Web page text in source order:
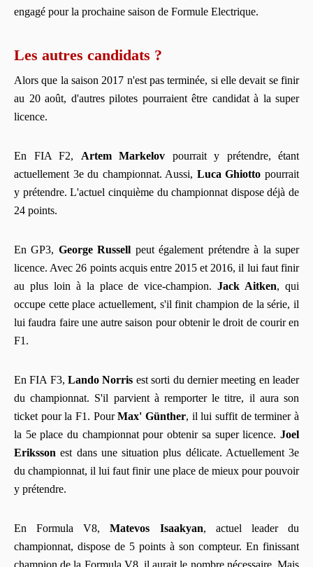
engagé pour la prochaine saison de Formule Electrique.
Les autres candidats ?
Alors que la saison 2017 n'est pas terminée, si elle devait se finir
au 20 août, d'autres pilotes pourraient être candidat à la super
licence.
En FIA F2, Artem Markelov pourrait y prétendre, étant
actuellement 3e du championnat. Aussi, Luca Ghiotto pourrait
y prétendre. L'actuel cinquième du championnat dispose déjà de
24 points.
En GP3, George Russell peut également prétendre à la super
licence. Avec 26 points acquis entre 2015 et 2016, il lui faut finir
au plus loin à la place de vice-champion.Jack Aitken, qui
occupe cette place actuellement, s'il finit champion de la série, il
lui faudra faire une autre saison pour obtenir le droit de courir en
F1.
En FIA F3,Lando Norris est sorti du dernier meeting en leader
du championnat. S'il parvient à remporter le titre, il aura son
ticket pour la F1. PourMax' Günther, il lui suffit de terminer à
la 5e place du championnat pour obtenir sa super licence. Joel
Eriksson est dans une situation plus délicate. Actuellement 3e
du championnat, il lui faut finir une place de mieux pour pouvoir
y prétendre.
En Formula V8,Matevos Isaakyan, actuel leader du
championnat, dispose de 5 points à son compteur. En finissant
champion de la Formula V8, il aurait le nombre nécessaire. Mais